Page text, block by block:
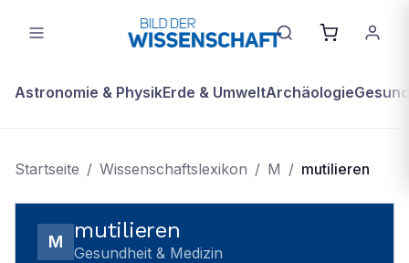
Astronomie & PhysikErde & UmweltArchäologie
Startseite / Wissenschaftslexikon / M / mutilieren
M mutilieren
Gesundheit & Medizin